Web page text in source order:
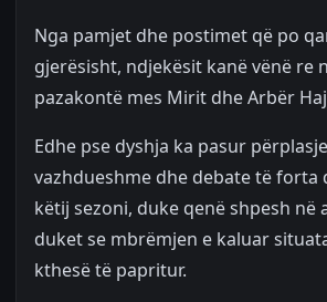
Nga pamjet dhe postimet që po
gjerësisht, ndjekësit kanë vënë re
pazakontë mes Mirit dhe Arbër
Edhe pse dyshja ka pasur
vazhdueshme dhe debate të
këtij sezoni, duke qenë shpesh në
duket se mbrëmjen e kaluar
kthesë të papritur.